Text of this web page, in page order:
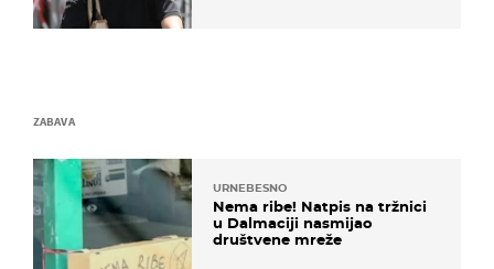
ZABAVA
URNEBESNO
Nema ribe! Natpis na tržnici
u Dalmaciji nasmijao
društvene mreže